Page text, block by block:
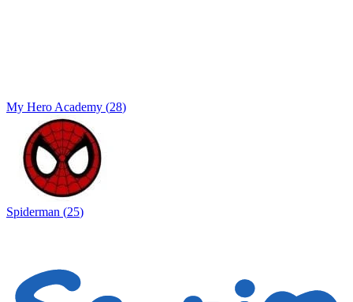
My Hero Academy (28)
Spiderman (25)